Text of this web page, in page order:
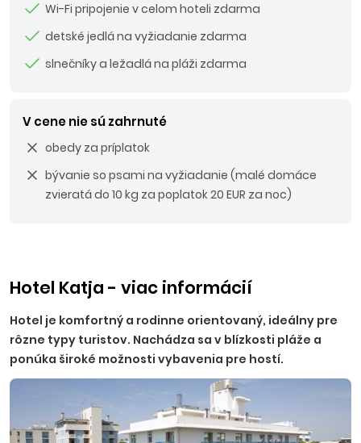
Wi-Fi pripojenie v celom hoteli zdarma
detské jedlá na vyžiadanie zdarma
slnečníky a ležadlá na pláži zdarma
V cene nie sú zahrnuté
obedy za príplatok
bývanie so psami na vyžiadanie (malé domáce
zvieratá do 10 kg za poplatok 20 EUR za noc)
Hotel Katja - viac informácií
Hotel je komfortný a rodinne orientovaný, ideálny pre
rôzne typy turistov. Nachádza sa v blízkosti pláže a
ponúka široké možnosti vybavenia pre hostí.